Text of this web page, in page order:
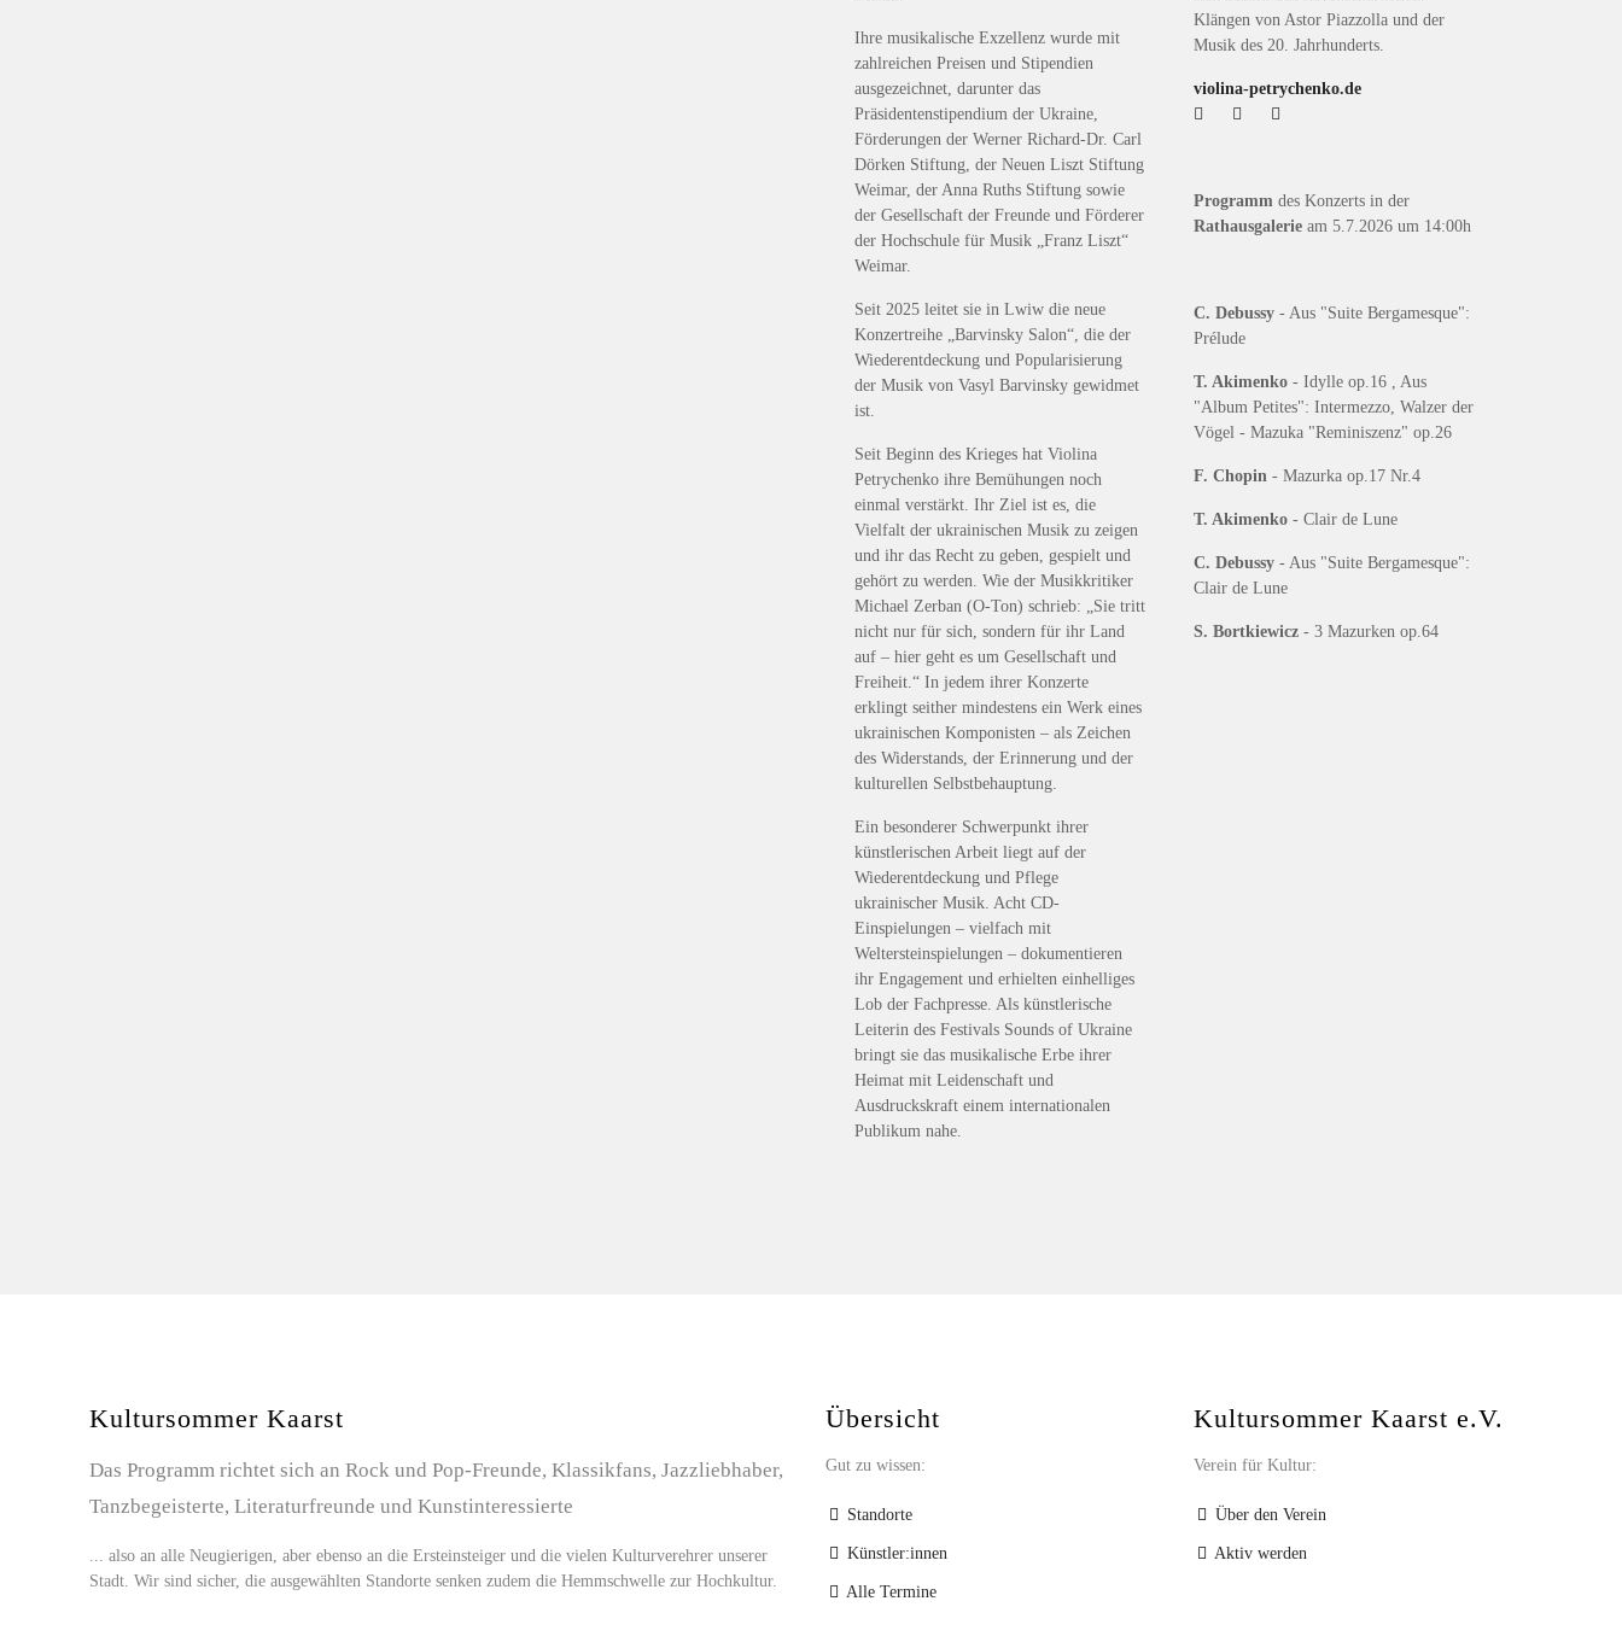
Ihre musikalische Exzellenz wurde mit
zahlreichen Preisen und Stipendien
ausgezeichnet, darunter das
Präsidentenstipendium der Ukraine,
Förderungen der Werner Richard-Dr. Carl
Dörken Stiftung, der Neuen Liszt Stiftung
Weimar, der Anna Ruths Stiftung sowie
der Gesellschaft der Freunde und Förderer
der Hochschule für Musik „Franz Liszt“
Weimar.
Seit 2025 leitet sie in Lwiw die neue
Konzertreihe „Barvinsky Salon“, die der
Wiederentdeckung und Popularisierung
der Musik von Vasyl Barvinsky gewidmet
ist.
Seit Beginn des Krieges hat Violina
Petrychenko ihre Bemühungen noch
einmal verstärkt. Ihr Ziel ist es, die
Vielfalt der ukrainischen Musik zu zeigen
und ihr das Recht zu geben, gespielt und
gehört zu werden. Wie der Musikkritiker
Michael Zerban (O-Ton) schrieb: „Sie tritt
nicht nur für sich, sondern für ihr Land
auf – hier geht es um Gesellschaft und
Freiheit.“ In jedem ihrer Konzerte
erklingt seither mindestens ein Werk eines
ukrainischen Komponisten – als Zeichen
des Widerstands, der Erinnerung und der
kulturellen Selbstbehauptung.
Ein besonderer Schwerpunkt ihrer
künstlerischen Arbeit liegt auf der
Wiederentdeckung und Pflege
ukrainischer Musik. Acht CD-
Einspielungen – vielfach mit
Weltersteinspielungen – dokumentieren
ihr Engagement und erhielten einhelliges
Lob der Fachpresse. Als künstlerische
Leiterin des Festivals Sounds of Ukraine
bringt sie das musikalische Erbe ihrer
Heimat mit Leidenschaft und
Ausdruckskraft einem internationalen
Publikum nahe.
Klängen von Astor Piazzolla und der
Musik des 20. Jahrhunderts.
violina-petrychenko.de
Programm des Konzerts in der
Rathausgalerie am 5.7.2026 um 14:00h
C. Debussy - Aus "Suite Bergamesque":
Prélude
T. Akimenko - Idylle op.16 , Aus
"Album Petites": Intermezzo, Walzer der
Vögel - Mazuka "Reminiszenz" op.26
F. Chopin - Mazurka op.17 Nr.4
T. Akimenko - Clair de Lune
C. Debussy - Aus "Suite Bergamesque":
Clair de Lune
S. Bortkiewicz - 3 Mazurken op.64
Kultursommer Kaarst
Das Programm richtet sich an Rock und Pop-Freunde, Klassikfans, Jazzliebhaber,
Tanzbegeisterte, Literaturfreunde und Kunstinteressierte
... also an alle Neugierigen, aber ebenso an die Ersteinsteiger und die vielen Kulturverehrer unserer
Stadt. Wir sind sicher, die ausgewählten Standorte senken zudem die Hemmschwelle zur Hochkultur.
Übersicht
Gut zu wissen:
Standorte
Künstler:innen
Alle Termine
Kultursommer Kaarst e.V.
Verein für Kultur:
Über den Verein
Aktiv werden